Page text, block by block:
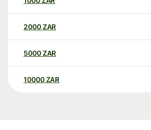
2000ZAR
5000ZAR
10000 ZAR